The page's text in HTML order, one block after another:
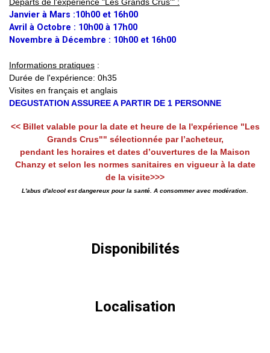
Janvier à Mars :10h00 et 16h00
Avril à Octobre : 10h00 à 17h00
Novembre à Décembre : 10h00 et 16h00
Informations pratiques :
Durée de l'expérience: 0h35
Visites en français et anglais
DEGUSTATION ASSUREE A PARTIR DE 1 PERSONNE
<< Billet valable pour la date et heure de la l'expérience "Les
Grands Crus"" sélectionnée par l’acheteur,
pendant les horaires et dates d’ouvertures de la Maison
Chanzy et selon les normes sanitaires en vigueur à la date
de la visite>>>
L'abus d'alcool est dangereux pour la santé. A consommer avec modération
Disponibilités